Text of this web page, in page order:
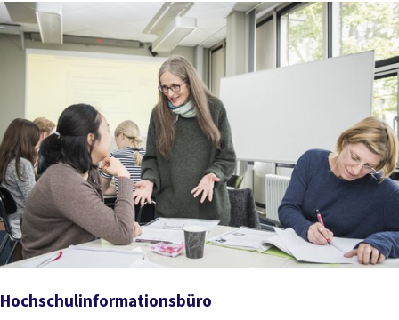
Zum Pressebereich des DGB Bremen
Hochschulinformationsbüro